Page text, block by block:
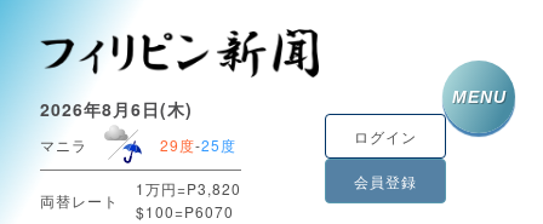
2026年8月6日(木)
マニラ 29度-25度
両替レート
1万円=P3,820
$100=P6070
ログイン
会員登録
MENU